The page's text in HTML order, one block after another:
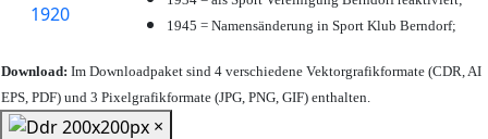
1945 = Namensänderung in Sport Klub Berndorf;
Download: Im Downloadpaket sind 4 verschiedene Vektorgrafikformate (CDR, AI
EPS, PDF) und 3 Pixelgrafikformate (JPG, PNG, GIF) enthalten.
×